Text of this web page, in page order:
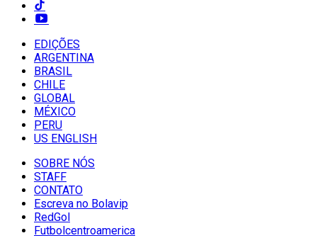
EDIÇÕES
ARGENTINA
BRASIL
CHILE
GLOBAL
MÉXICO
PERU
US ENGLISH
SOBRE NÓS
STAFF
CONTATO
Escreva no Bolavip
RedGol
Futbolcentroamerica